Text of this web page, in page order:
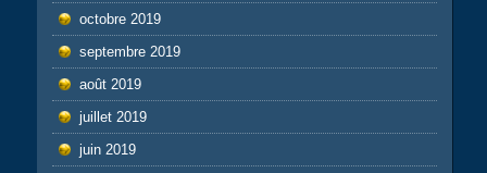
octobre 2019
septembre 2019
août 2019
juillet 2019
juin 2019